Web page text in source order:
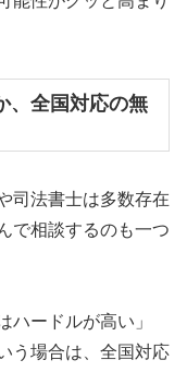
、全国対応の無
司法書士は多数存在
で相談するのも一つ
ハードルが高い」
う場合は、全国対応